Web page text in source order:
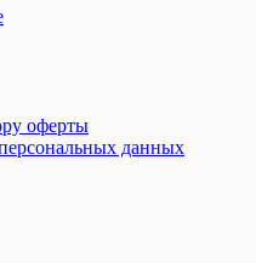
оферты
данных